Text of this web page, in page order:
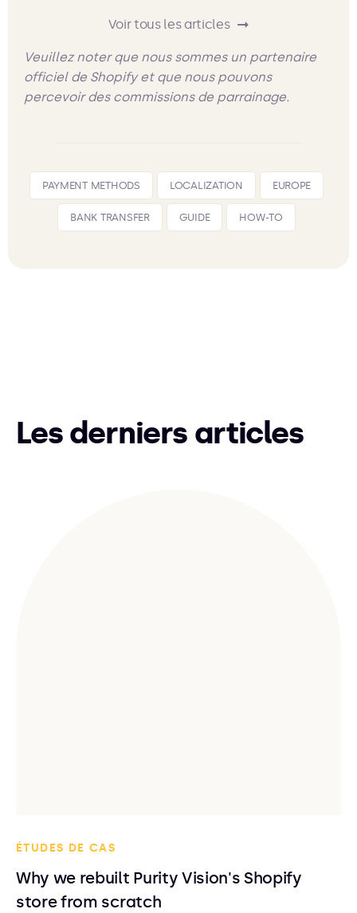
Voir tous les articles
Veuillez noter que nous sommes un partenaire
officiel de Shopify et que nous pouvons
percevoir des commissions de parrainage.
PAYMENT METHODS LOCALIZATION EUROPE
BANK TRANSFER GUIDE HOW-TO
Les derniers articles
ÉTUDES DE CAS
Why we rebuilt Purity Vision's Shopify
store from scratch